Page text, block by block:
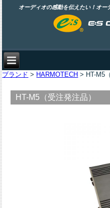
オーディオの感動を伝えたい！オー
ブランド > HARMOTECH > HT-M5
HT-M5（受注発注品）